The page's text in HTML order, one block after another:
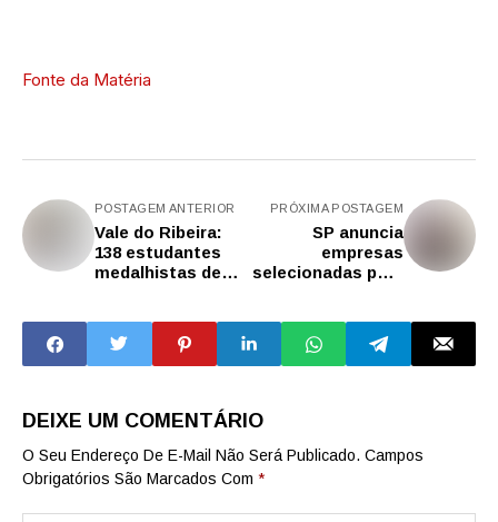
Fonte da Matéria
POSTAGEM ANTERIOR
Vale do Ribeira:
138 estudantes
medalhistas de
competição
nacional nesta
quinta-feira (7)
PRÓXIMA POSTAGEM
SP anuncia
empresas
selecionadas para
no México
DEIXE UM COMENTÁRIO
O Seu Endereço De E-Mail Não Será Publicado. Campos
Obrigatórios São Marcados Com *